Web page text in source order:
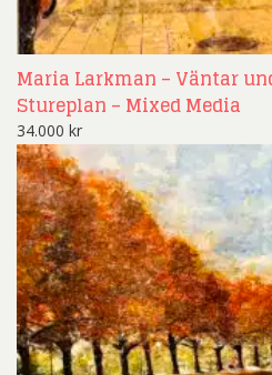
Maria Larkman – Väntar
Stureplan – Mixed Media
34.000 kr